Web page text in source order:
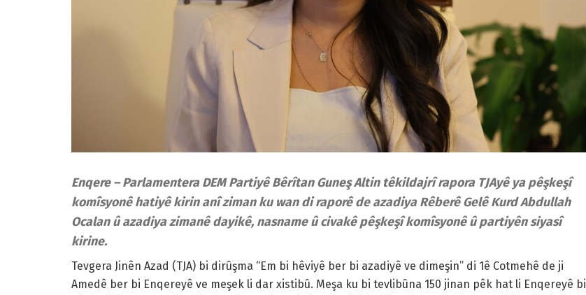
Enqere – Parlamentera DEM Partiyê Bêrîtan Guneş Altin têkildajrî rapora TJAyê ya pêşkeşî
komîsyonê hatiyê kirin anî ziman ku wan di raporê de azadiya Rêberê Gelê Kurd Abdullah
Ocalan û azadiya zimanê dayikê, nasname û civakê pêşkeşî komîsyonê û partiyên siyasî
kirine.
Tevgera Jinên Azad (TJA) bi dirûşma “Em bi hêviyê ber bi azadiyê ve dimeşin” di 1ê Cotmehê de ji
Amedê ber bi Enqereyê ve meşek li dar xistibû. Meşa ku bi tevlibûna 150 jinan pêk hat li Enqereyê bi